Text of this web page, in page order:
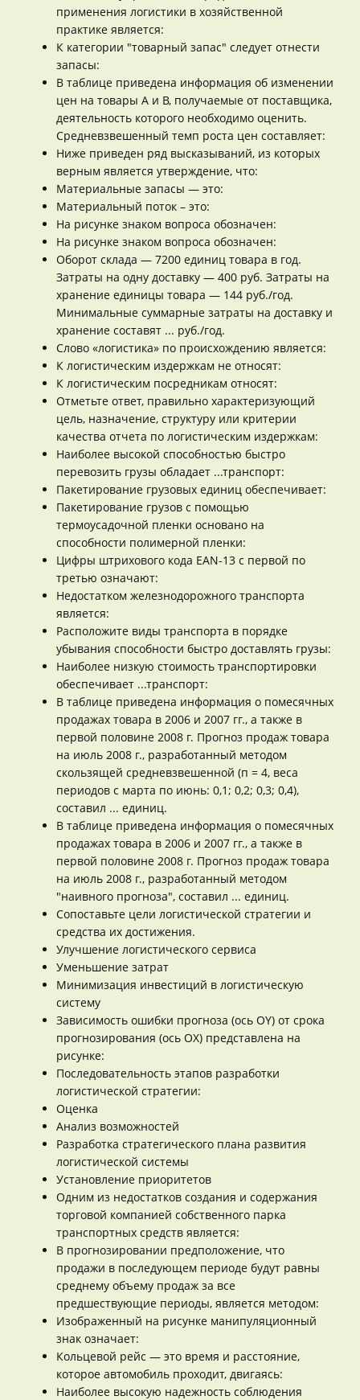
применения логистики в хозяйственной
практике является:
К категории "товарный запас" следует отнести
запасы:
В таблице приведена информация об изменении
цен на товары А и В, получаемые от поставщика,
деятельность которого необходимо оценить.
Средневзвешенный темп роста цен составляет:
Ниже приведен ряд высказываний, из которых
верным является утверждение, что:
Материальные запасы — это:
Материальный поток – это:
На рисунке знаком вопроса обозначен:
На рисунке знаком вопроса обозначен:
Оборот склада — 7200 единиц товара в год.
Затраты на одну доставку — 400 руб. Затраты на
хранение единицы товара — 144 руб./год.
Минимальные суммарные затраты на доставку и
хранение составят ... руб./год.
Слово «логистика» по происхождению является:
К логистическим издержкам не относят:
К логистическим посредникам относят:
Отметьте ответ, правильно характеризующий
цель, назначение, структуру или критерии
качества отчета по логистическим издержкам:
Наиболее высокой способностью быстро
перевозить грузы обладает ...транспорт:
Пакетирование грузовых единиц обеспечивает:
Пакетирование грузов с помощью
термоусадочной пленки основано на
способности полимерной пленки:
Цифры штрихового кода EAN-13 с первой по
третью означают:
Недостатком железнодорожного транспорта
является:
Расположите виды транспорта в порядке
убывания способности быстро доставлять грузы:
Наиболее низкую стоимость транспортировки
обеспечивает ...транспорт:
В таблице приведена информация о помесячных
продажах товара в 2006 и 2007 гг., а также в
первой половине 2008 г. Прогноз продаж товара
на июль 2008 г., разработанный методом
скользящей средневзвешенной (п = 4, веса
периодов с марта по июнь: 0,1; 0,2; 0,3; 0,4),
составил ... единиц.
В таблице приведена информация о помесячных
продажах товара в 2006 и 2007 гг., а также в
первой половине 2008 г. Прогноз продаж товара
на июль 2008 г., разработанный методом
"наивного прогноза", составил ... единиц.
Сопоставьте цели логистической стратегии и
средства их достижения.
Улучшение логистического сервиса
Уменьшение затрат
Минимизация инвестиций в логистическую
систему
Зависимость ошибки прогноза (ось OY) от срока
прогнозирования (ось ОХ) представлена на
рисунке:
Последовательность этапов разработки
логистической стратегии:
Оценка
Анализ возможностей
Разработка стратегического плана развития
логистической системы
Установление приоритетов
Одним из недостатков создания и содержания
торговой компанией собственного парка
транспортных средств является:
В прогнозировании предположение, что
продажи в последующем периоде будут равны
среднему объему продаж за все
предшествующие периоды, является методом:
Изображенный на рисунке манипуляционный
знак означает:
Кольцевой рейс — это время и расстояние,
которое автомобиль проходит, двигаясь:
Наиболее высокую надежность соблюдения